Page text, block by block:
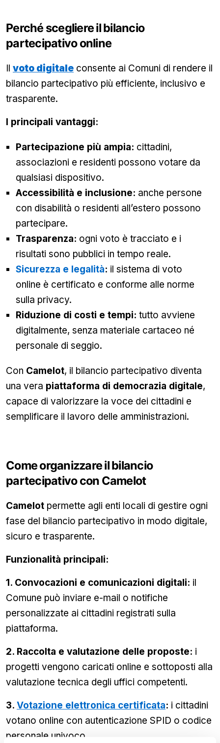
Perché scegliere il bilancio
partecipativo online
Il voto digitale consente ai Comuni di rendere il
bilancio partecipativo più efficiente, inclusivo e
trasparente.
I principali vantaggi:
Partecipazione più ampia: cittadini,
associazioni e residenti possono votare da
qualsiasi dispositivo.
Accessibilità e inclusione: anche persone
con disabilità o residenti all’estero possono
partecipare.
Trasparenza: ogni voto è tracciato e i
risultati sono pubblici in tempo reale.
Sicurezza e legalità: il sistema di voto
online è certificato e conforme alle norme
sulla privacy.
Riduzione di costi e tempi: tutto avviene
digitalmente, senza materiale cartaceo né
personale di seggio.
Con Camelot, il bilancio partecipativo diventa
una vera piattaforma di democrazia digitale,
capace di valorizzare la voce dei cittadini e
semplificare il lavoro delle amministrazioni.
Come organizzare il bilancio
partecipativo con Camelot
Camelot permette agli enti locali di gestire ogni
fase del bilancio partecipativo in modo digitale,
sicuro e trasparente.
Funzionalità principali:
1. Convocazioni e comunicazioni digitali: il
Comune può inviare e-mail o notifiche
personalizzate ai cittadini registrati sulla
piattaforma.
2. Raccolta e valutazione delle proposte: i
progetti vengono caricati online e sottoposti alla
valutazione tecnica degli uffici competenti.
3. Votazione elettronica certificata: i cittadini
votano online con autenticazione SPID o codice
personale univoco.